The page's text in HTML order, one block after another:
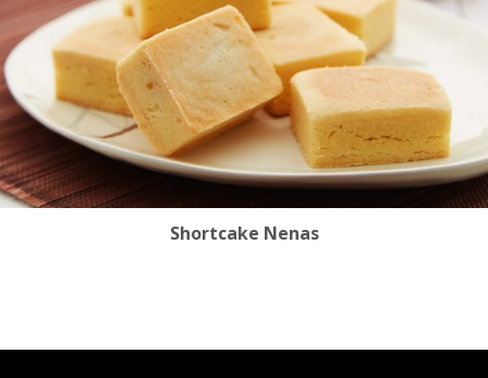
Shortcake Nenas